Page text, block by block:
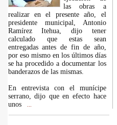
las obras a
realizar en el presente año, el
presidente municipal, Antonio
Ramírez Itehua, dijo tener
calculado que estas sean
entregadas antes de fin de año,
por eso mismo en los últimos días
se ha procedido a documentar los
banderazos de las mismas.
En entrevista con el munícipe
serrano, dijo que en efecto hace
unos